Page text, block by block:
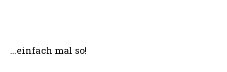
Seitenspalte
...einfach mal so!